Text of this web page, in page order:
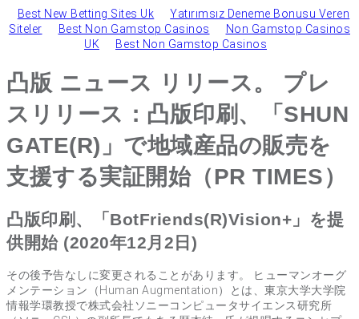
Best New Betting Sites Uk
Yatırımsız Deneme Bonusu Veren
Siteler
Best Non Gamstop Casinos
Non Gamstop Casinos
UK
Best Non Gamstop Casinos
凸版 ニュース リリース。 プレ
スリリース：凸版印刷、「SHUN
GATE(R)」で地域産品の販売を
支援する実証開始（PR TIMES）
凸版印刷、「BotFriends(R)Vision+」を提
供開始 (2020年12月2日)
その後予告なしに変更されることがあります。 ヒューマンオーグ
メンテーション（Human Augmentation）とは、東京大学大学院
情報学環教授で株式会社ソニーコンピュータサイエンス研究所